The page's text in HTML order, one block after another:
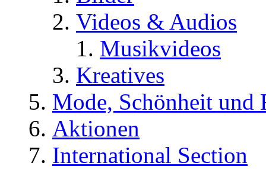
Videos & Audios
Musikvideos
Kreatives
Mode, Schönheit und
Aktionen
International Section